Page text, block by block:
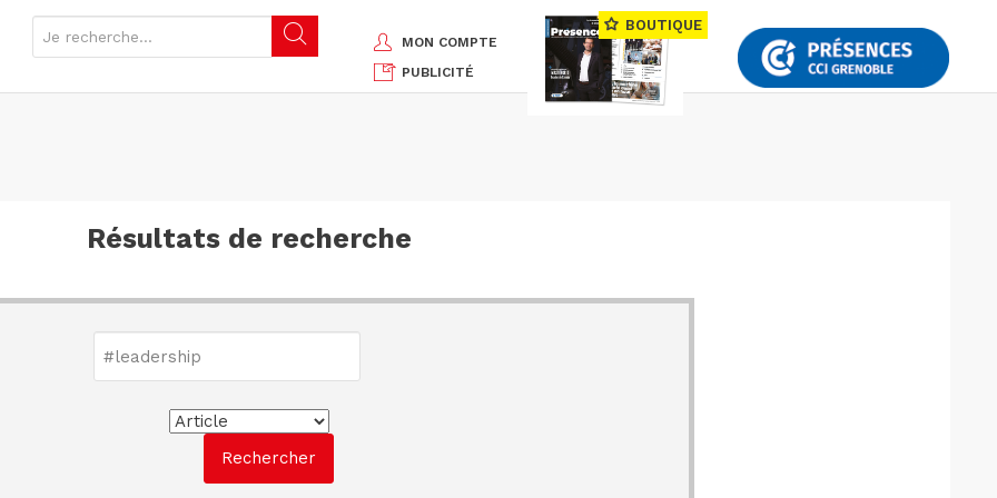
MON COMPTE
PUBLICITÉ
BOUTIQUE
Résultats de recherche